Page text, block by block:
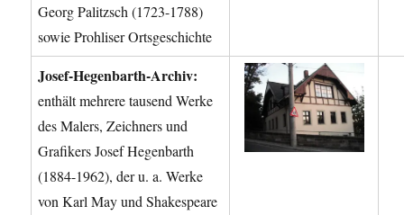
Georg Palitzsch (1723-1788)
sowie Prohliser Ortsgeschichte
Josef-Hegenbarth-Archiv:
enthält mehrere tausend Werke
des Malers, Zeichners und
Grafikers Josef Hegenbarth
(1884-1962), der u. a. Werke
von Karl May und Shakespeare